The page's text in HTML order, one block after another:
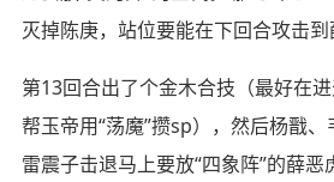
灭掉陈庚，站位要能在下回合攻击到
第13回合出了个金木合技（最好在
帮玉帝用“荡魔”攒sp），然后杨戬
雷震子击退马上要放“四象阵”的薛